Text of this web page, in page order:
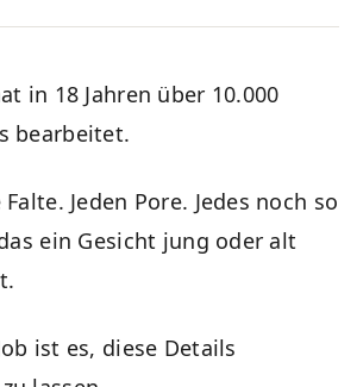
in 18 Jahren über 10.000
bearbeitet.
Jeden Pore. Jedes noch so
ein Gesicht jung oder alt
ist es, diese Details